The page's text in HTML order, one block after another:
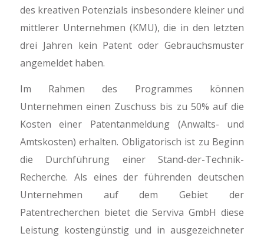
des kreativen Potenzials insbesondere kleiner und
mittlerer Unternehmen (KMU), die in den letzten
drei Jahren kein Patent oder Gebrauchsmuster
angemeldet haben.
Im Rahmen des Programmes können
Unternehmen einen Zuschuss bis zu 50% auf die
Kosten einer Patentanmeldung (Anwalts- und
Amtskosten) erhalten. Obligatorisch ist zu Beginn
die Durchführung einer Stand-der-Technik-
Recherche. Als eines der führenden deutschen
Unternehmen auf dem Gebiet der
Patentrecherchen bietet die Serviva GmbH diese
Leistung kostengünstig und in ausgezeichneter